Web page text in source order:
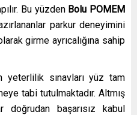
Bu yüzden Bolu POMEM
parkur deneyimini
girme ayrıcalığına sahip
yeterlilik sınavları yüz tam
tabi tutulmaktadır. Altmış
doğrudan başarısız kabul